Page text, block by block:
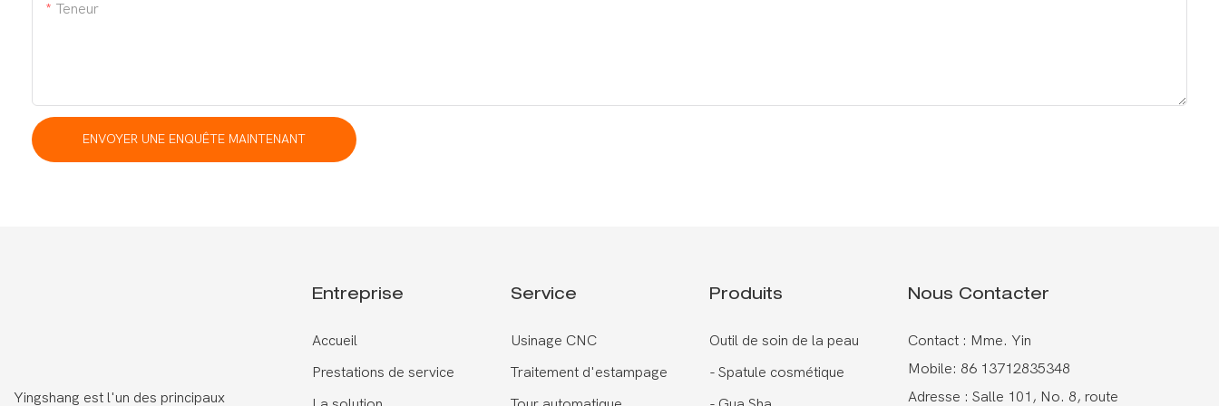
Teneur
ENVOYER UNE ENQUÊTE MAINTENANT
Yingshang est l'un des principaux
Entreprise
Accueil
Prestations de service
Service
Usinage CNC
Traitement d'estampage
Produits
Outil de soin de la peau
-Spatule cosmétique
Nous Contacter
Contact : Mme. Yin
Mobile: 86 13712835348
Adresse : Salle 101, No. 8, route